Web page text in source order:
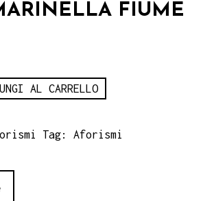
FIUME
AL CARRELLO
Tag: Aforismi